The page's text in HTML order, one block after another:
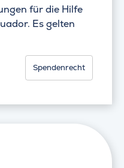
für die Hilfe
Es gelten
Spendenrecht